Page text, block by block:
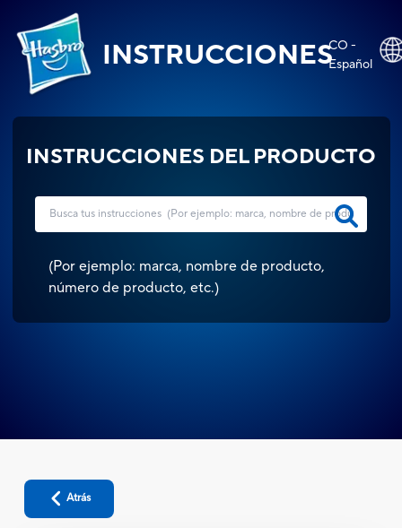
INSTRUCCIONESCO -
Español
INSTRUCCIONES DEL PRODUCTO
(Por ejemplo: marca, nombre de producto,
número de producto, etc.)
Atrás